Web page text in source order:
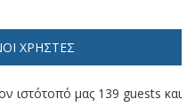
ΧΡΉΣΤΕΣ
ιστότοπό μας 139 guests και